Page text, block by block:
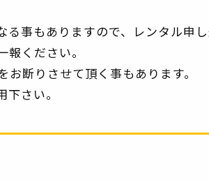
もありますので、レンタル申し
ください。
断りさせて頂く事もあります。
さい。